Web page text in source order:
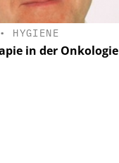
• HYGIENE
in der Onkologie